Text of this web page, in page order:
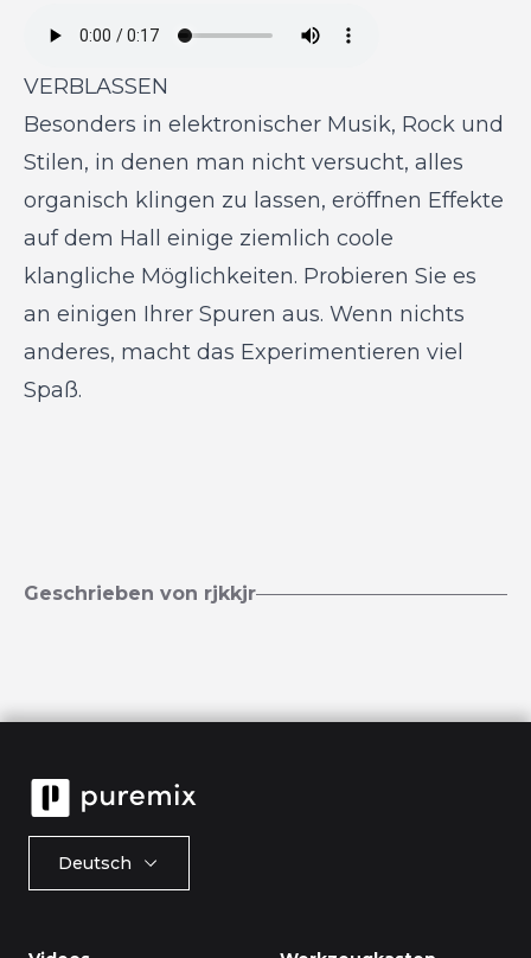
VERBLASSEN
Besonders in elektronischer Musik, Rock und
Stilen, in denen man nicht versucht, alles
organisch klingen zu lassen, eröffnen Effekte
auf dem Hall einige ziemlich coole
klangliche Möglichkeiten. Probieren Sie es
an einigen Ihrer Spuren aus. Wenn nichts
anderes, macht das Experimentieren viel
Spaß.
Geschrieben von rjkkjr
Deutsch